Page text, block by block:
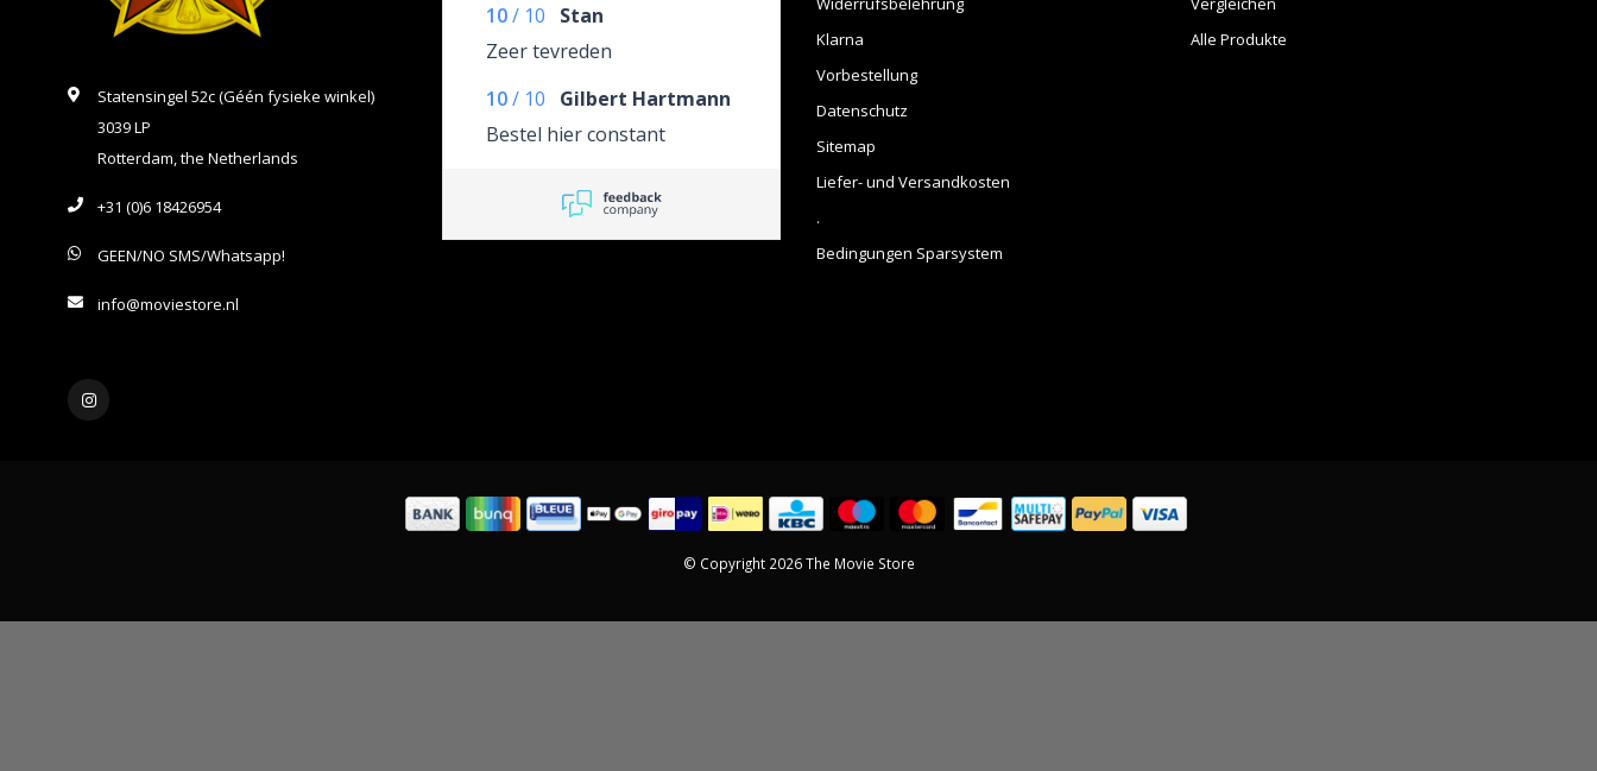
Statensingel 52c (Géén fysieke winkel)
3039 LP
Rotterdam, the Netherlands
+31 (0)6 18426954
GEEN/NO SMS/Whatsapp!
info@moviestore.nl
10 / 10
Stan
Zeer tevreden
10 / 10
Gilbert Hartmann
Bestel hier constant
Klarna
Vorbestellung
Datenschutz
Sitemap
Liefer- und Versandkosten
.
Bedingungen Sparsystem
Alle Produkte
© Copyright 2026 The Movie Store